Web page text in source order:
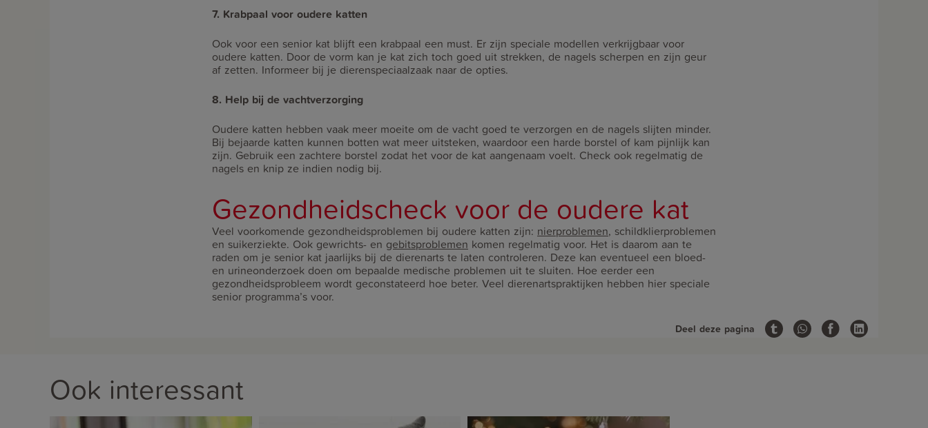
7. Krabpaal voor oudere katten
Ook voor een senior kat blijft een krabpaal een must. Er zijn speciale modellen verkrijgbaar voor
oudere katten. Door de vorm kan je kat zich toch goed uit strekken, de nagels scherpen en zijn geur
af zetten. Informeer bij je dierenspeciaalzaak naar de opties.
8. Help bij de vachtverzorging
Oudere katten hebben vaak meer moeite om de vacht goed te verzorgen en de nagels slijten minder.
Bij bejaarde katten kunnen botten wat meer uitsteken, waardoor een harde borstel of kam pijnlijk kan
zijn. Gebruik een zachtere borstel zodat het voor de kat aangenaam voelt. Check ook regelmatig de
nagels en knip ze indien nodig bij.
Gezondheidscheck voor de oudere kat
Veel voorkomende gezondheidsproblemen bij oudere katten zijn: nierproblemen, schildklierproblemen
en suikerziekte. Ook gewrichts- en gebitsproblemen komen regelmatig voor. Het is daarom aan te
raden om je senior kat jaarlijks bij de dierenarts te laten controleren. Deze kan eventueel een bloed-
en urineonderzoek doen om bepaalde medische problemen uit te sluiten. Hoe eerder een
gezondheidsprobleem wordt geconstateerd hoe beter. Veel dierenartspraktijken hebben hier speciale
senior programma’s voor.
Deel deze pagina
Ook interessant